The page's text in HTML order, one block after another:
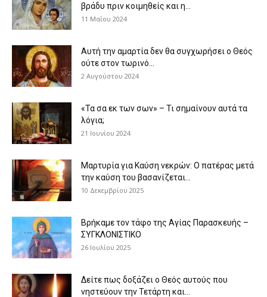
βράδυ πριν κοιμηθείς και η...
11 Μαΐου 2024
Αυτή την αμαρτία δεν θα συγχωρήσει ο Θεός
ούτε στον τωρινό...
2 Αυγούστου 2024
«Τα σα εκ των σων» – Τι σημαίνουν αυτά τα
λόγια;
21 Ιουνίου 2024
Μαρτυρία για Καύση νεκρών: Ο πατέρας μετά
την καύση του βασανίζεται...
10 Δεκεμβρίου 2025
Βρήκαμε τον τάφο της Αγίας Παρασκευής –
ΣΥΓΚΛΟΝΙΣΤΙΚΟ
26 Ιουλίου 2025
Δείτε πως δοξάζει ο Θεός αυτούς που
νηστεύουν την Τετάρτη και...